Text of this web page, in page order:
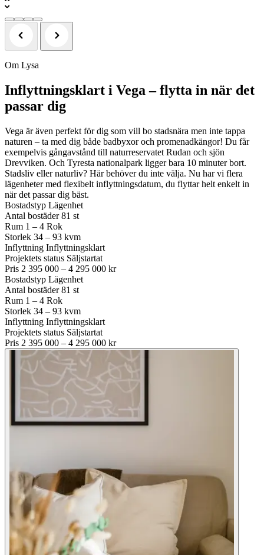
Om Lysa
Inflyttningsklart i Vega – flytta in när det
passar dig
Vega är även perfekt för dig som vill bo stadsnära men inte tappa
naturen – ta med dig både badbyxor och promenadkängor! Du får
exempelvis gångavstånd till naturreservatet Rudan och sjön
Drevviken. Och Tyresta nationalpark ligger bara 10 minuter bort.
Stadsliv eller naturliv? Här behöver du inte välja. Nu har vi flera
lägenheter med flexibelt inflyttningsdatum, du flyttar helt enkelt in
när det passar dig bäst.
Bostadstyp Lägenhet
Antal bostäder 81 st
Rum 1 – 4 Rok
Storlek 34 – 93 kvm
Inflyttning Inflyttningsklart
Projektets status Säljstartat
Pris 2 395 000 – 4 295 000 kr
Bostadstyp Lägenhet
Antal bostäder 81 st
Rum 1 – 4 Rok
Storlek 34 – 93 kvm
Inflyttning Inflyttningsklart
Projektets status Säljstartat
Pris 2 395 000 – 4 295 000 kr